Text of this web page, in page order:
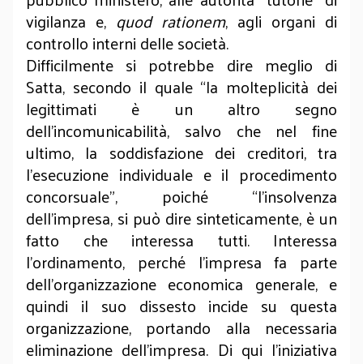
vigilanza e, quod rationem, agli organi di
controllo interni delle società.
Difficilmente si potrebbe dire meglio di
Satta, secondo il quale “la molteplicità dei
legittimati è un altro segno
dell’incomunicabilità, salvo che nel fine
ultimo, la soddisfazione dei creditori, tra
l’esecuzione individuale e il procedimento
concorsuale”, poiché “l’insolvenza
dell’impresa, si può dire sinteticamente, è un
fatto che interessa tutti. Interessa
l’ordinamento, perché l’impresa fa parte
dell’organizzazione economica generale, e
quindi il suo dissesto incide su questa
organizzazione, portando alla necessaria
eliminazione dell’impresa. Di qui l’iniziativa